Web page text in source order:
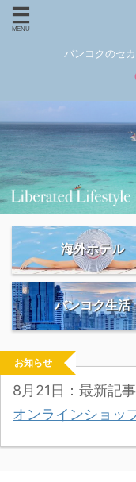
バンコクのセ
海外ホテル
バンコク生活
お知らせ
8月21日：最新記事
オンラインショッ